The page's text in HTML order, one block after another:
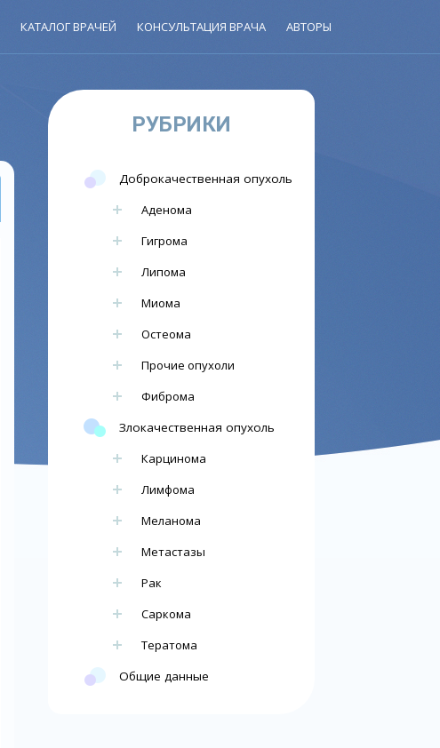
КАТАЛОГ ВРАЧЕЙ КОНСУЛЬТАЦИЯ ВРАЧА АВТОРЫ
РУБРИКИ
Доброкачественная опухоль
Аденома
Гигрома
Липома
Миома
Остеома
Прочие опухоли
Фиброма
Злокачественная опухоль
Карцинома
Лимфома
Меланома
Метастазы
Рак
Саркома
Тератома
Общие данные